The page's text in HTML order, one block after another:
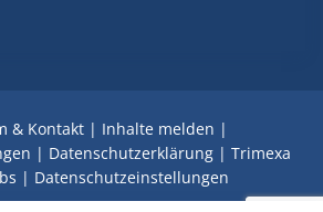
& Kontakt| Inhalte melden |
| Datenschutzerklärung | Trimexa
| Datenschutzeinstellungen